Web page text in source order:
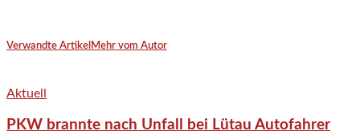
Verwandte Artikel Mehr vom Autor
Aktuell
PKW brannte nach Unfall bei Lütau Autofahrer